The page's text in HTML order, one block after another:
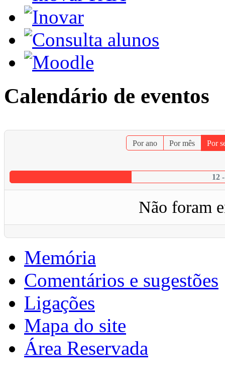
Calendário de eventos
Por ano Por mês Por
12
Não foram
Memória
Comentários e sugestões
Ligações
Mapa do site
Área Reservada